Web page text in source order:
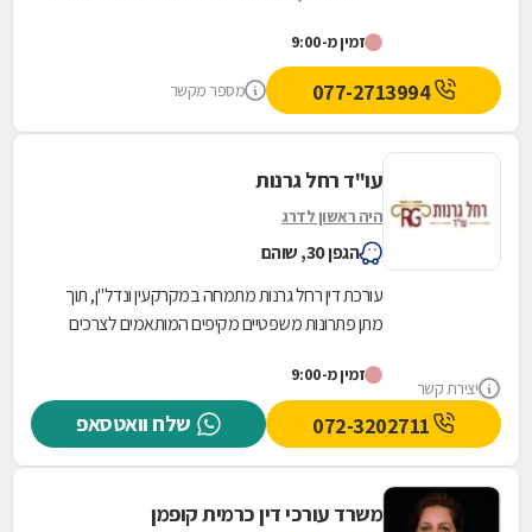
זמין מ-9:00
077-2713994 מספר מקשר
יצירת קשר
עו"ד רחל גרנות
היה ראשון לדרג
הגפן 30, שוהם
עורכת דין רחל גרנות מתמחה במקרקעין ונדל"ן, תוך
מתן פתרונות משפטיים מקיפים המותאמים לצרכים
זמין מ-9:00
שלח וואטסאפ
משרד עורכי דין כרמית קופמן